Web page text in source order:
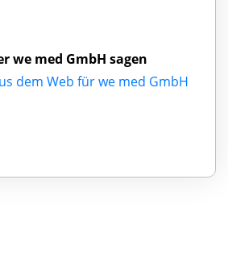
we med GmbH sagen
dem Web für we med GmbH